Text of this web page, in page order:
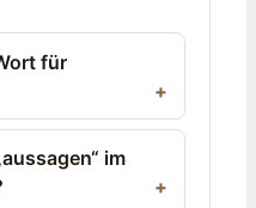
für
im